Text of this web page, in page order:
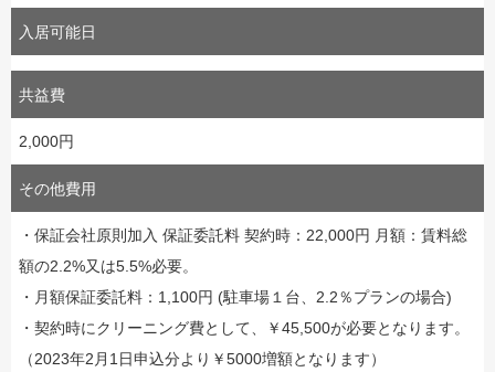
入居可能日
共益費
2,000円
その他費用
・保証会社原則加入 保証委託料 契約時：22,000円 月額：賃料総
額の2.2%又は5.5%必要。
・月額保証委託料：1,100円 (駐車場１台、2.2％プランの場合)
・契約時にクリーニング費として、￥45,500が必要となります。
（2023年2月1日申込分より￥5000増額となります）